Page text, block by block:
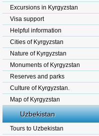
Excursions in Kyrgyzstan
Visa support
Helpful information
Cities of Kyrgyzstan
Nature of Kyrgyzstan
Monuments of Kyrgyzstan
Reserves and parks
Culture of Kyrgyzstan.
Map of Kyrgyzstan
Uzbekistan
Tours to Uzbekistan